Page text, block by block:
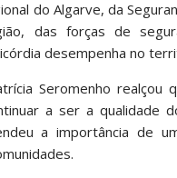
do Algarve, da
das forças de
desempenha no
Seromenho
a ser a qualidade
a importância de